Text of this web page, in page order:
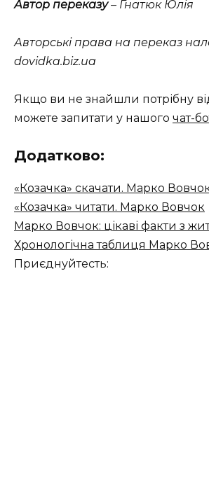
Автор переказу– Гнатюк Юлія
Авторські права на переказ
dovidka.biz.ua
Якщо ви не знайшли потрібну
можете запитати у нашого чат-
Додатково:
«Козачка» скачати. Марко
«Козачка» читати. Марко Вовчок
Марко Вовчок: цікаві факти з
Хронологічна таблиця Марко
Приєднуйтесть: